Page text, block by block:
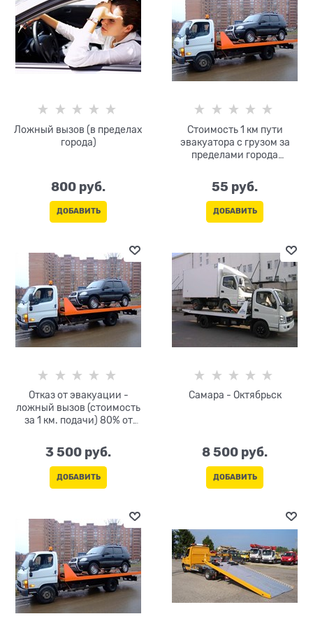
Ложный вызов (в пределах
города)
800 руб.
ДОБАВИТЬ
Стоимость 1 км пути
эвакуатора с грузом за
пределами города
только в одну сторону)
55 руб.
ДОБАВИТЬ
Отказ от эвакуации -
ложный вызов (стоимость
за 1 км. подачи) 80% от
3 500 руб.
ДОБАВИТЬ
Самара - Октябрьск
8 500 руб.
ДОБАВИТЬ